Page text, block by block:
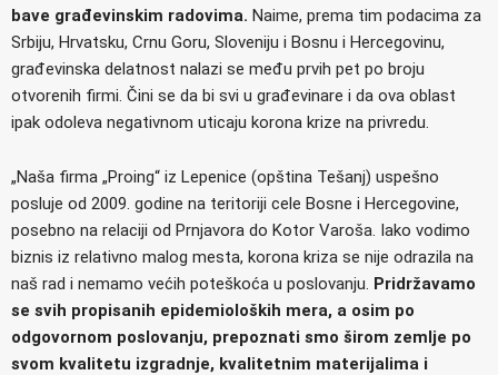
bave građevinskim radovima. Naime, prema tim podacima za
Srbiju, Hrvatsku, Crnu Goru, Sloveniju i Bosnu i Hercegovinu,
građevinska delatnost nalazi se među prvih pet po broju
otvorenih firmi. Čini se da bi svi u građevinare i da ova oblast
ipak odoleva negativnom uticaju korona krize na privredu.
„Naša firma „Proing“ iz Lepenice (opština Tešanj) uspešno
posluje od 2009. godine na teritoriji cele Bosne i Hercegovine,
posebno na relaciji od Prnjavora do Kotor Varoša. Iako vodimo
biznis iz relativno malog mesta, korona kriza se nije odrazila na
naš rad i nemamo većih poteškoća u poslovanju. Pridržavamo
se svih propisanih epidemioloških mera, a osim po
odgovornom poslovanju, prepoznati smo širom zemlje po
svom kvalitetu izgradnje, kvalitetnim materijalima i